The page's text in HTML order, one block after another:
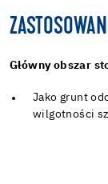
Główny obszar
Jako grunt
wilgotności